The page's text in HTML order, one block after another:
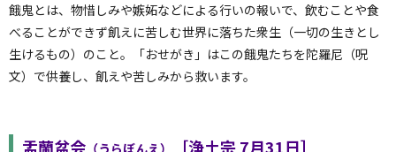
餓鬼とは、物惜しみや嫉妬などによる行いの報いで、飲むことや食
べることができず飢えに苦しむ世界に落ちた衆生（一切の生きとし
生けるもの）のこと。「おせがき」はこの餓鬼たちを陀羅尼（呪
文）で供養し、飢えや苦しみから救います。
盂蘭盆会 ［浄土宗 7月31日］